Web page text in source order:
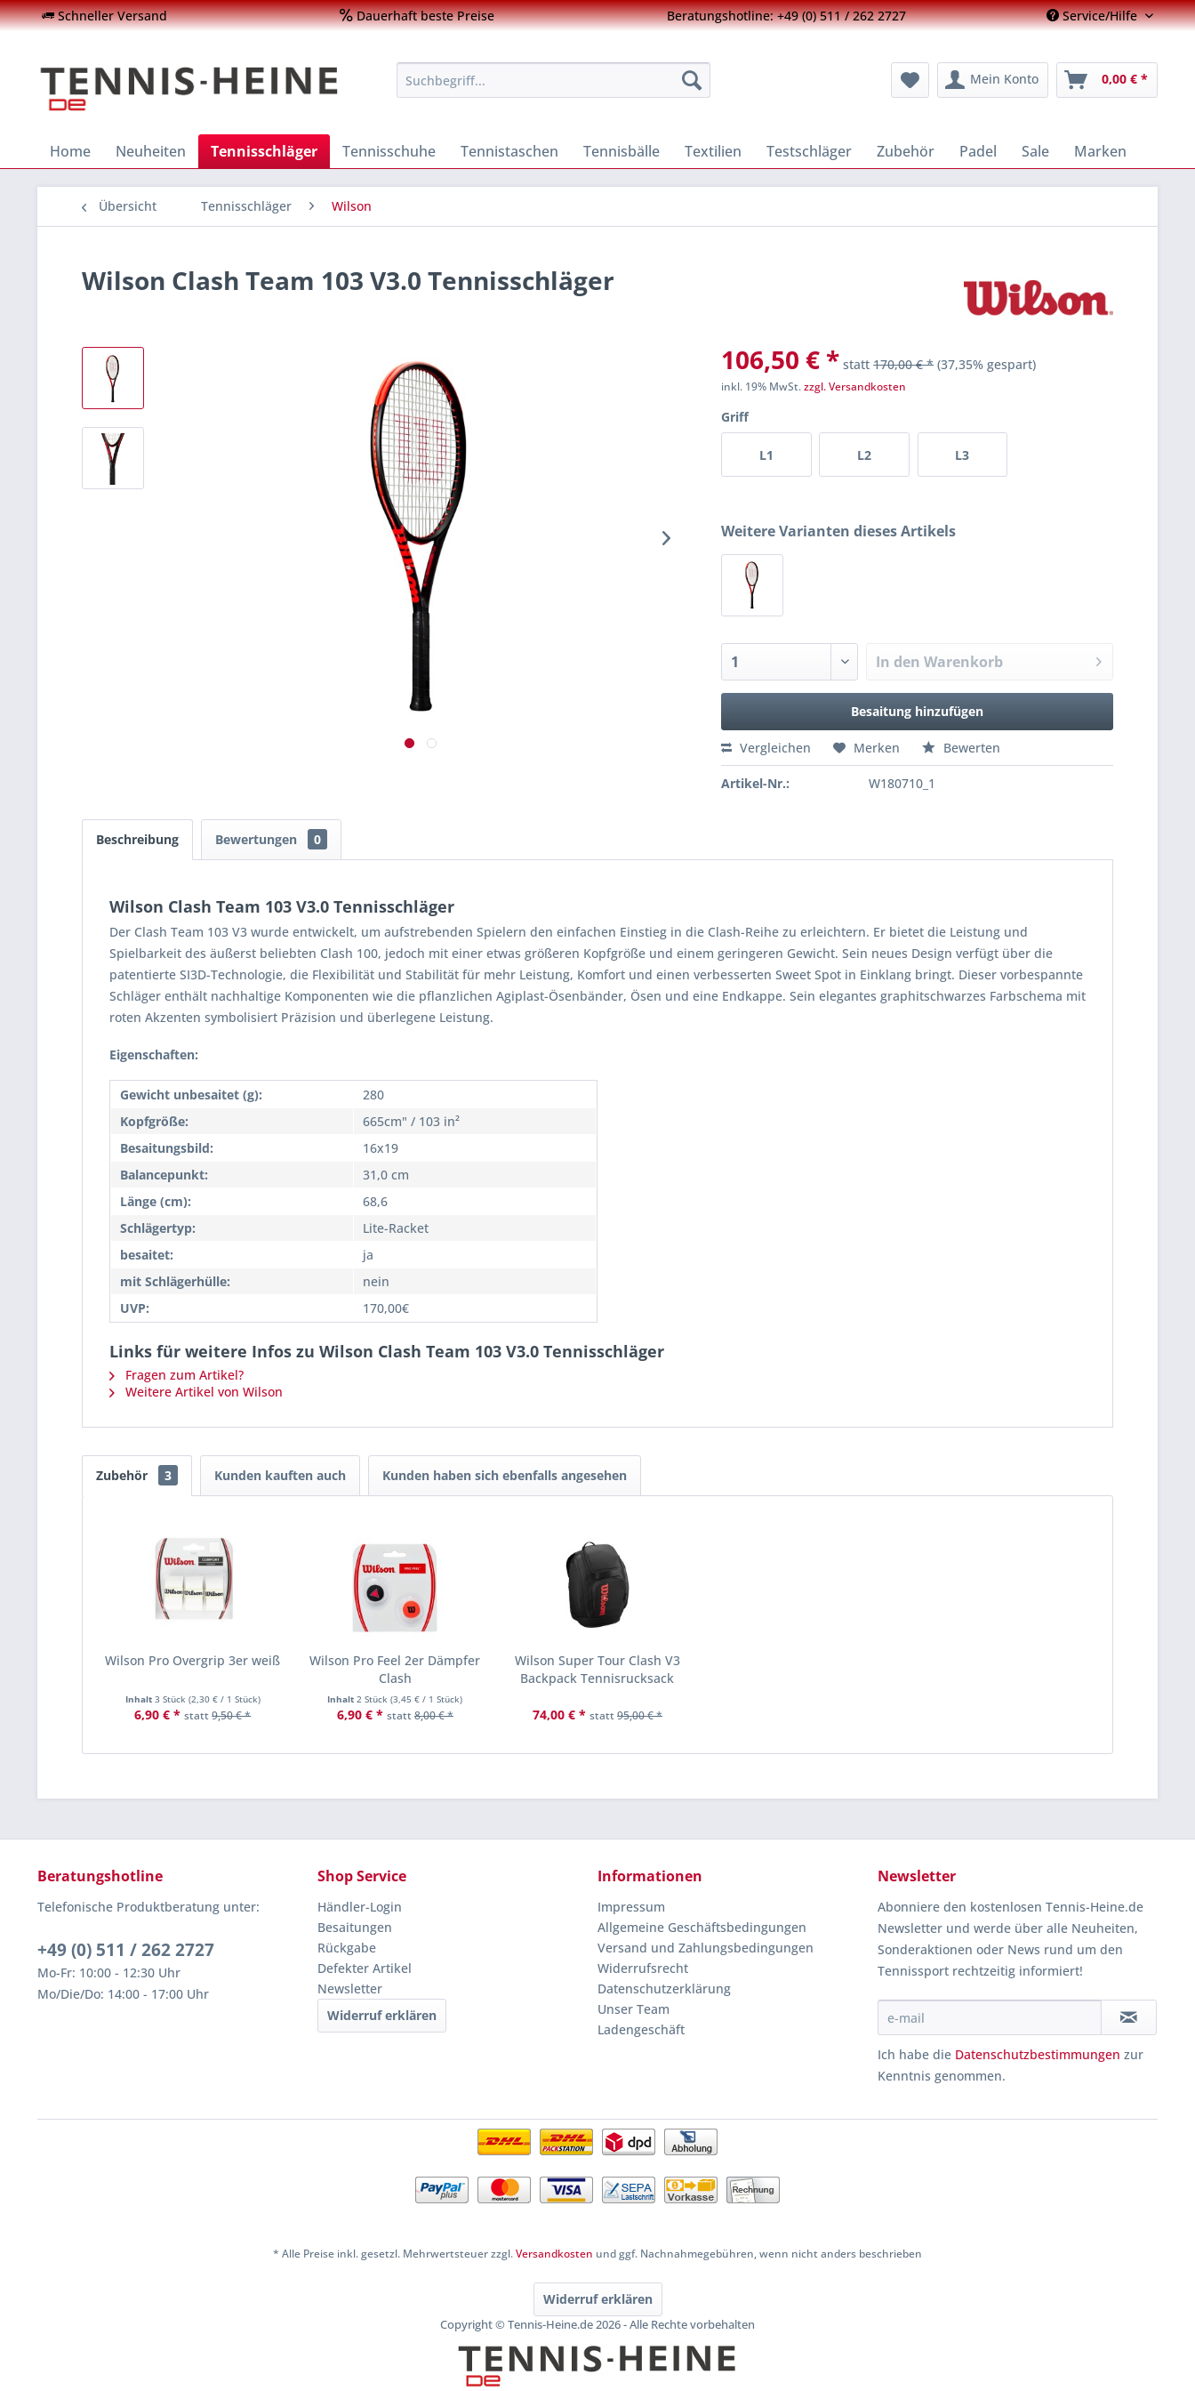
Schneller Versand Dauerhaft beste Preise Beratungshotline: +49 (0) 511 / 262 2727 Service/Hilfe
Mein Konto 0,00 € *
Home Neuheiten Tennisschläger Tennisschuhe Tennistaschen Tennisbälle Textilien Testschläger Zubehör Padel Sale Marken
Übersicht Tennisschläger Wilson
Wilson Clash Team 103 V3.0 Tennisschläger
106,50 € * statt170,00 € * (37,35% gespart)
inkl. 19% MwSt.zzgl. Versandkosten
Griff
L1 L2 L3
Weitere Varianten dieses Artikels
In den Warenkorb
Besaitung hinzufügen
Vergleichen Merken Bewerten
Artikel-Nr.: W180710_1
Beschreibung Bewertungen 0
Wilson Clash Team 103 V3.0 Tennisschläger
Der Clash Team 103 V3 wurde entwickelt, um aufstrebenden Spielern den einfachen Einstieg in die Clash-Reihe zu erleichtern. Er bietet die Leistung und
Spielbarkeit des äußerst beliebten Clash 100, jedoch mit einer etwas größeren Kopfgröße und einem geringeren Gewicht. Sein neues Design verfügt über die
patentierte SI3D-Technologie, die Flexibilität und Stabilität für mehr Leistung, Komfort und einen verbesserten Sweet Spot in Einklang bringt. Dieser vorbespannte
Schläger enthält nachhaltige Komponenten wie die pflanzlichen Agiplast-Ösenbänder, Ösen und eine Endkappe. Sein elegantes graphitschwarzes Farbschema mit
roten Akzenten symbolisiert Präzision und überlegene Leistung.
Eigenschaften:
Gewicht unbesaitet (g):
280
Kopfgröße:
665cm" / 103 in²
Besaitungsbild:
16x19
Balancepunkt:
31,0 cm
Länge (cm):
68,6
Schlägertyp:
Lite-Racket
besaitet:
ja
mit Schlägerhülle:
nein
UVP:
170,00€
Links für weitere Infos zu Wilson Clash Team 103 V3.0 Tennisschläger
Fragen zum Artikel?
Weitere Artikel von Wilson
Zubehör 3 Kunden kauften auch Kunden haben sich ebenfalls angesehen
Wilson Pro Overgrip 3er weiß
Inhalt 3 Stück (2,30 €/ 1 Stück)
6,90 € * statt9,50 € *
Wilson Pro Feel 2er Dämpfer
Clash
Inhalt2 Stück(3,45 € / 1 Stück)
6,90 € * statt8,00 € *
Wilson Super Tour Clash V3
Backpack Tennisrucksack
74,00 € * statt95,00 € *
Beratungshotline
Telefonische Produktberatung unter:
+49 (0) 511 / 262 2727
Mo-Fr: 10:00 - 12:30 Uhr
Mo/Die/Do: 14:00 - 17:00 Uhr
Shop Service
Händler-Login
Besaitungen
Rückgabe
Defekter Artikel
Newsletter
Widerruf erklären
Informationen
Impressum
Allgemeine Geschäftsbedingungen
Versand und Zahlungsbedingungen
Widerrufsrecht
Datenschutzerklärung
Unser Team
Ladengeschäft
Newsletter
Abonniere den kostenlosen Tennis-Heine.de
Newsletter und werde über alle Neuheiten,
Sonderaktionen oder News rund um den
Tennissport rechtzeitig informiert!
Ich habe die Datenschutzbestimmungen zur
Kenntnis genommen.
* Alle Preise inkl. gesetzl. Mehrwertsteuer zzgl.Versandkosten und ggf. Nachnahmegebühren, wenn nicht anders beschrieben
Widerruf erklären
Copyright © Tennis-Heine.de 2026 - Alle Rechte vorbehalten